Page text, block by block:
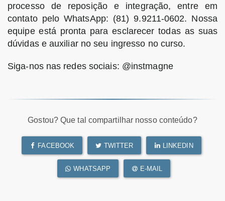
processo de reposição e integração, entre em
contato pelo WhatsApp: (81) 9.9211-0602. Nossa
equipe está pronta para esclarecer todas as suas
dúvidas e auxiliar no seu ingresso no curso.
Siga-nos nas redes sociais: @instmagne
Gostou? Que tal compartilhar nosso conteúdo?
FACEBOOK TWITTER LINKEDIN
WHATSAPP E-MAIL